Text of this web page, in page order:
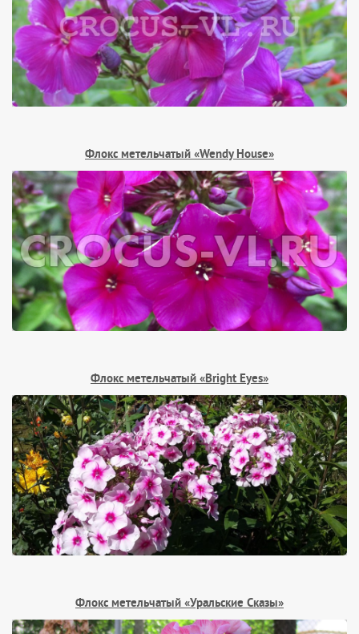
Флокс метельчатый «Wendy House»
Флокс метельчатый «Bright Eyes»
Флокс метельчатый «Уральские Сказы»